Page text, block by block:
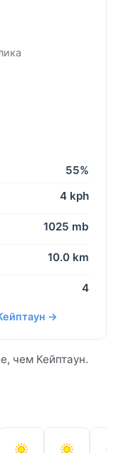
55%
4 kph
1025 mb
10.0 km
4
→
чем Кейптаун.